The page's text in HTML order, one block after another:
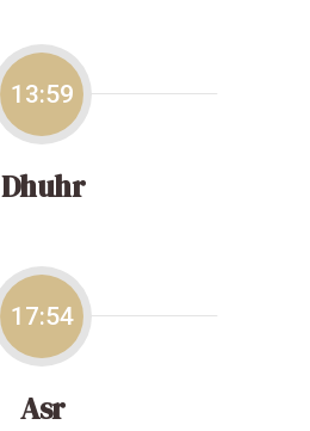
13:59
Dhuhr
17:54
Asr